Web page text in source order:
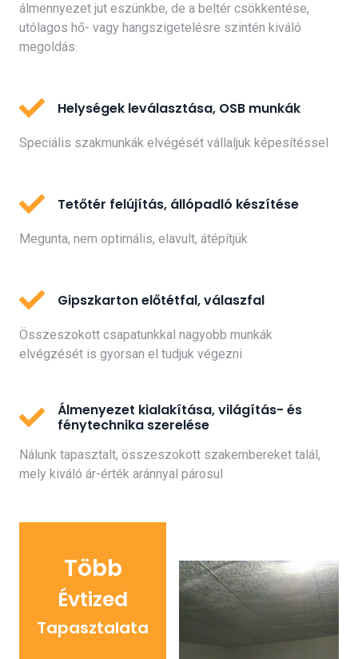
álmennyezet jut eszünkbe, de a beltér csökkentése,
utólagos hő- vagy hangszigetelésre szintén kiváló
megoldás.
Helységek leválasztása, OSB munkák
Speciális szakmunkák elvégését vállaljuk képesítéssel
Tetőtér felújítás, állópadló készítése
Megunta, nem optimális, elavult, átépítjük
Gipszkarton előtétfal, válaszfal
Összeszokott csapatunkkal nagyobb munkák
elvégzését is gyorsan el tudjuk végezni
Álmenyezet kialakítása, világítás- és
fénytechnika szerelése
Nálunk tapasztalt, összeszokott szakembereket talál,
mely kiváló ár-érték aránnyal párosul
Több
Évtized
Tapasztalata